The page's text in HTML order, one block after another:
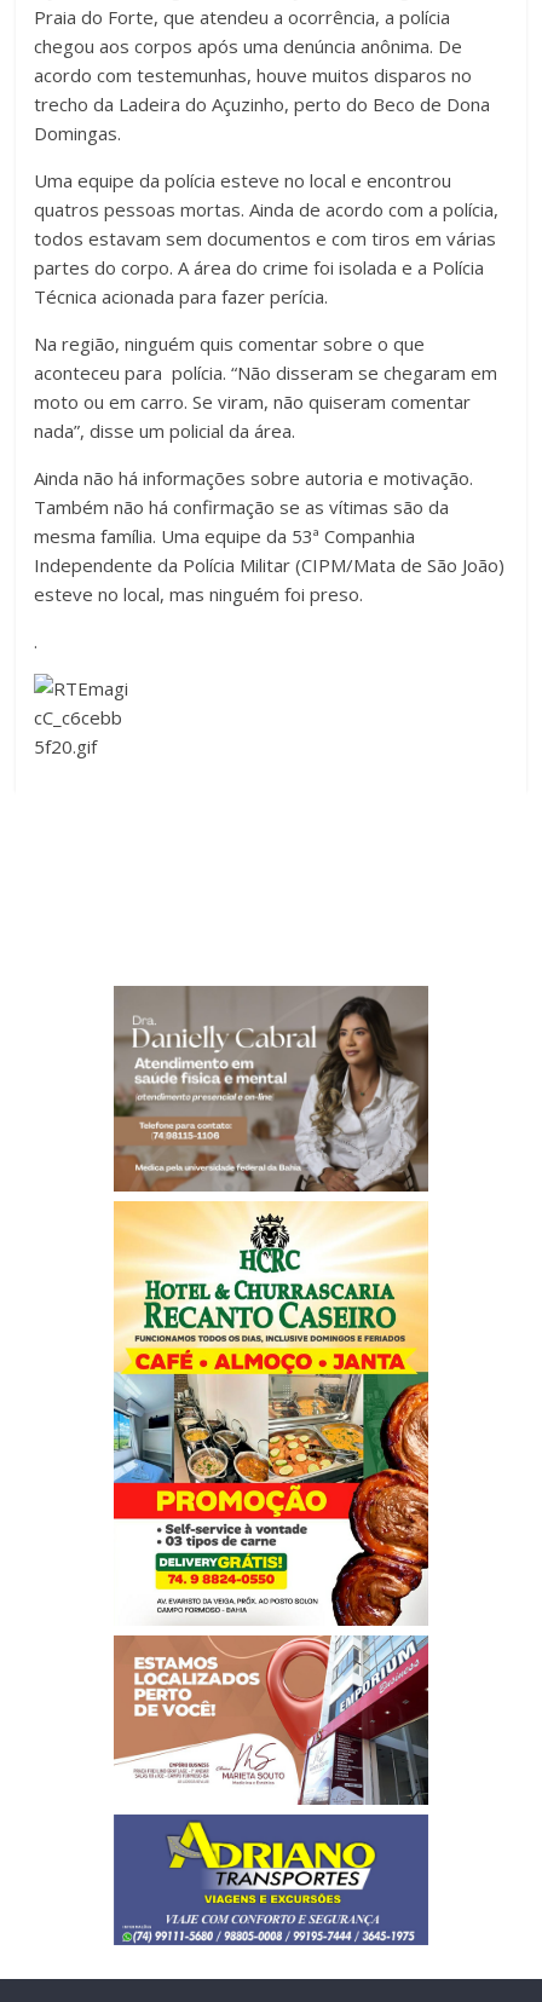
Praia do Forte, que atendeu a ocorrência, a polícia
chegou aos corpos após uma denúncia anônima. De
acordo com testemunhas, houve muitos disparos no
trecho da Ladeira do Açuzinho, perto do Beco de Dona
Domingas.
Uma equipe da polícia esteve no local e encontrou
quatros pessoas mortas. Ainda de acordo com a polícia,
todos estavam sem documentos e com tiros em várias
partes do corpo. A área do crime foi isolada e a Polícia
Técnica acionada para fazer perícia.
Na região, ninguém quis comentar sobre o que
aconteceu para polícia. “Não disseram se chegaram em
moto ou em carro. Se viram, não quiseram comentar
nada”, disse um policial da área.
Ainda não há informações sobre autoria e motivação.
Também não há confirmação se as vítimas são da
mesma família. Uma equipe da 53ª Companhia
Independente da Polícia Militar (CIPM/Mata de São João)
esteve no local, mas ninguém foi preso.
.